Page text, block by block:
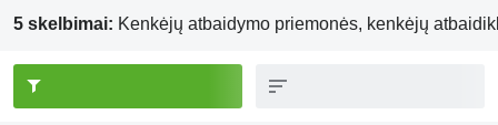
5 skelbimai: Kenkėjų atbaidymo priemonės, kenkėjų